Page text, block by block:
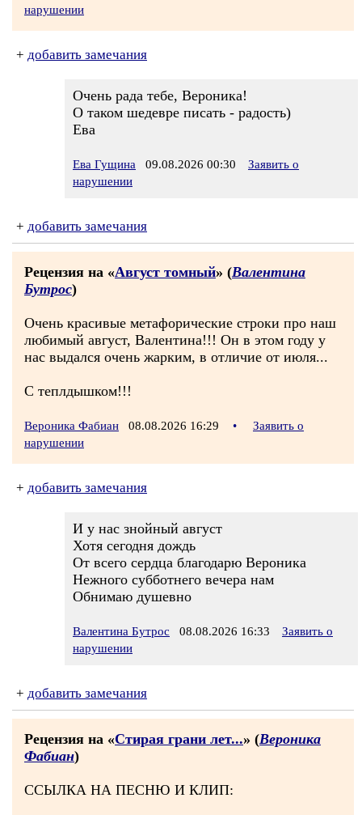
нарушении
+ добавить замечания
Очень рада тебе, Вероника!
О таком шедевре писать - радость)
Ева
Ева Гущина 09.08.2026 00:30
Заявить о
нарушении
+ добавить замечания
Рецензия на «Август томный» (Валентина
Бутрос)
Очень красивые метафорические строки про наш
любимый август, Валентина!!! Он в этом году у
нас выдался очень жарким, в отличие от июля...
С теплдышком!!!
Вероника Фабиан 08.08.2026 16:29 •
Заявить о
нарушении
+ добавить замечания
И у нас знойный август
Хотя сегодня дождь
От всего сердца благодарю Вероника
Нежного субботнего вечера нам
Обнимаю душевно
Валентина Бутрос 08.08.2026 16:33
Заявить о
нарушении
+ добавить замечания
Рецензия на «Стирая грани лет...» (Вероника
Фабиан)
ССЫЛКА НА ПЕСНЮ И КЛИП: